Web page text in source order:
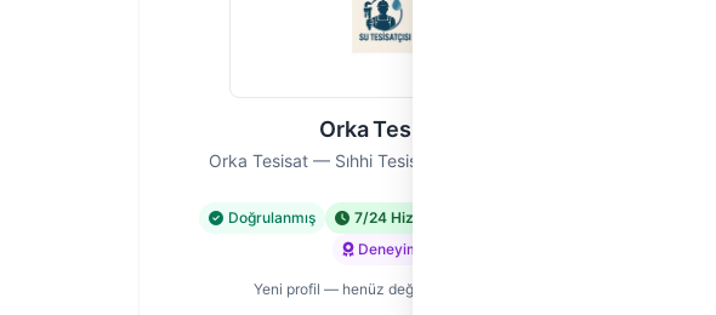
Orka Tesisat
Orka Tesisat — Sıhhi Tesisat Ustası, İstanbul
Doğrulanmış 7/24 Hizmet
Deneyimli
Yeni profil — henüz değerlendirme yok